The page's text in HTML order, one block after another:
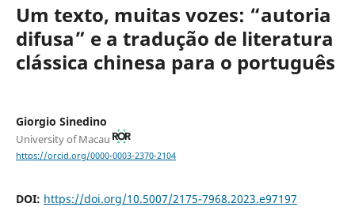
Um texto, muitas vozes: “autoria
difusa” e a tradução de literatura
clássica chinesa para o português
Giorgio Sinedino
University of Macau
https://orcid.org/0000-0003-2370-2104
DOI: https://doi.org/10.5007/2175-7968.2023.e97197